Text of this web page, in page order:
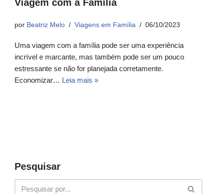
Viagem com a Família
por Beatriz Melo Viagens em Família 06/10/2023
Uma viagem com a família pode ser uma experiência
incrível e marcante, mas também pode ser um pouco
estressante se não for planejada corretamente.
Economizar… Leia mais »
Pesquisar